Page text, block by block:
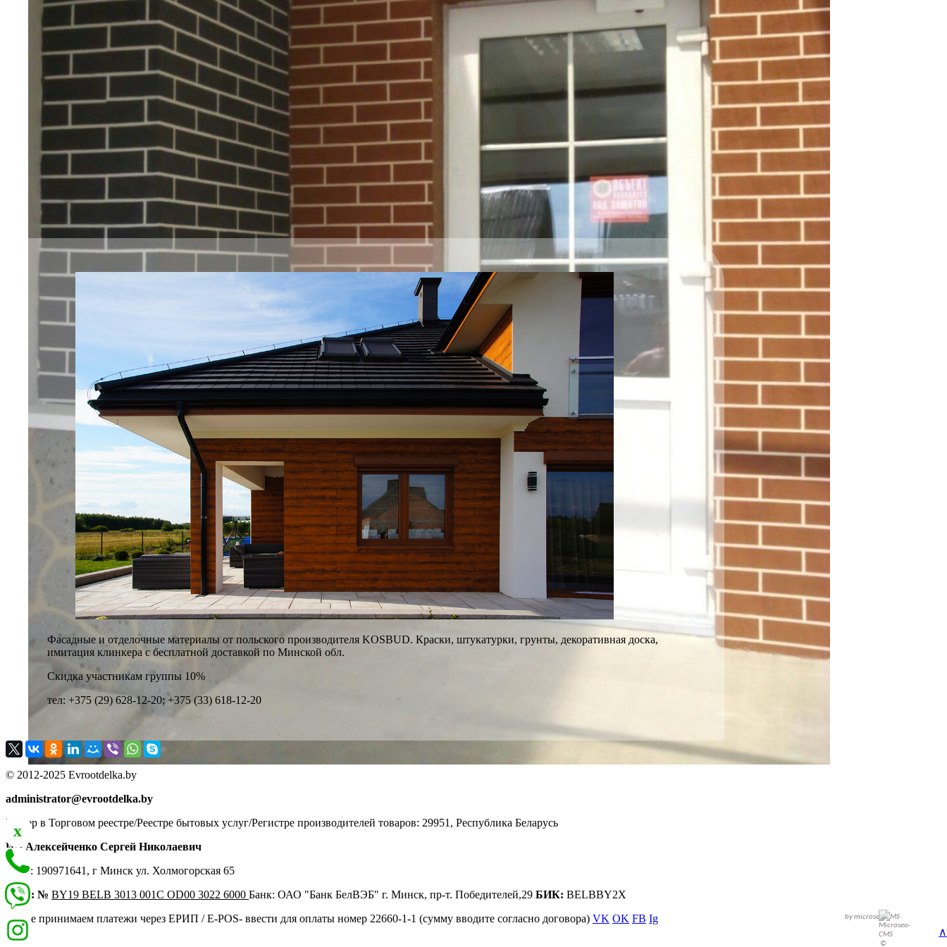
Фасадные и отделочные материалы от польского производителя KOSBUD. Краски, штукатурки, грунты, декоративная доска,
имитация клинкера с бесплатной доставкой по Минской обл.
Скидка участникам группы 10%
тел: +375 (29) 628-12-20; +375 (33) 618-12-20
x
© 2012-2025 Evrootdelka.by
administrator@evrootdelka.by
Номер в Торговом реестре/Реестре бытовых услуг/Регистре производителей товаров: 29951, Республика Беларусь
ИП Алексейченко Сергей Николаевич
УНП: 190971641, г Минск ул. Холмогорская 65
Счёт: № BY19 BELB 3013 001C OD00 3022 6000 Банк: ОАО "Банк БелВЭБ" г. Минск, пр-т. Победителей,29 БИК: BELBBY2X
Также принимаем платежи через ЕРИП / E-POS- ввести для оплаты номер 22660-1-1 (сумму вводите согласно договора) VK OK FB Ig microseo-CMS
∧
x